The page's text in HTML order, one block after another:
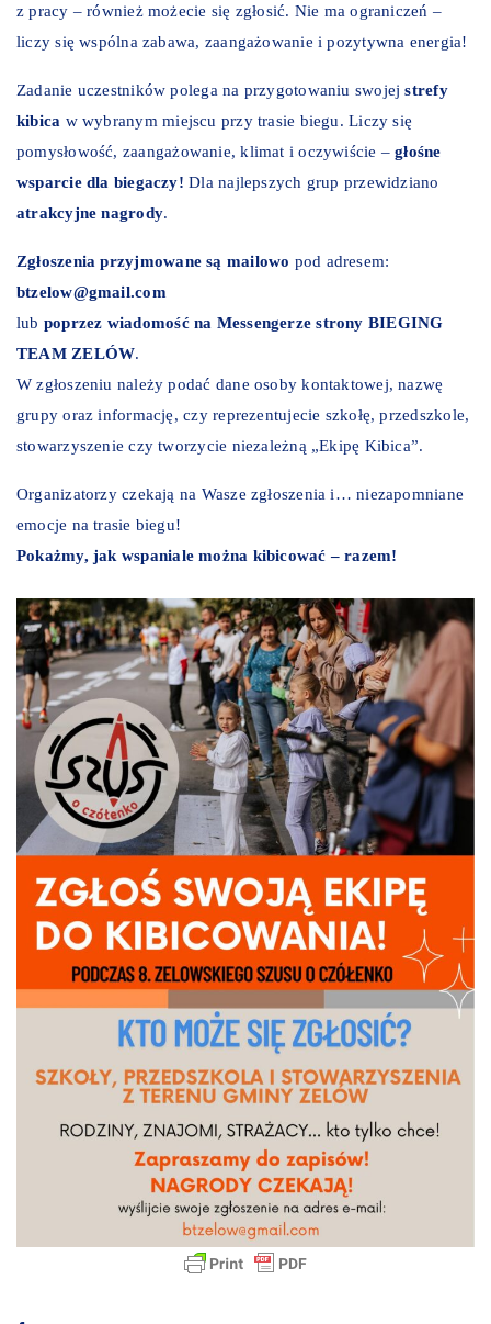
z pracy – również możecie się zgłosić. Nie ma ograniczeń –
liczy się wspólna zabawa, zaangażowanie i pozytywna energia!
Zadanie uczestników polega na przygotowaniu swojejstrefy
kibica w wybranym miejscu przy trasie biegu. Liczy się
pomysłowość, zaangażowanie, klimat i oczywiście –głośne
wsparcie dla biegaczy! Dla najlepszych grup przewidziano
atrakcyjne nagrody.
Zgłoszenia przyjmowane są mailowo pod adresem:
btzelow@gmail.com
lub poprzez wiadomość na Messengerze strony BIEGING
TEAM ZELÓW.
W zgłoszeniu należy podać dane osoby kontaktowej, nazwę
grupy oraz informację, czy reprezentujecie szkołę, przedszkole,
stowarzyszenie czy tworzycie niezależną „Ekipę Kibica”.
Organizatorzy czekają na Wasze zgłoszenia i… niezapomniane
emocje na trasie biegu!
Pokażmy, jak wspaniale można kibicować – razem!